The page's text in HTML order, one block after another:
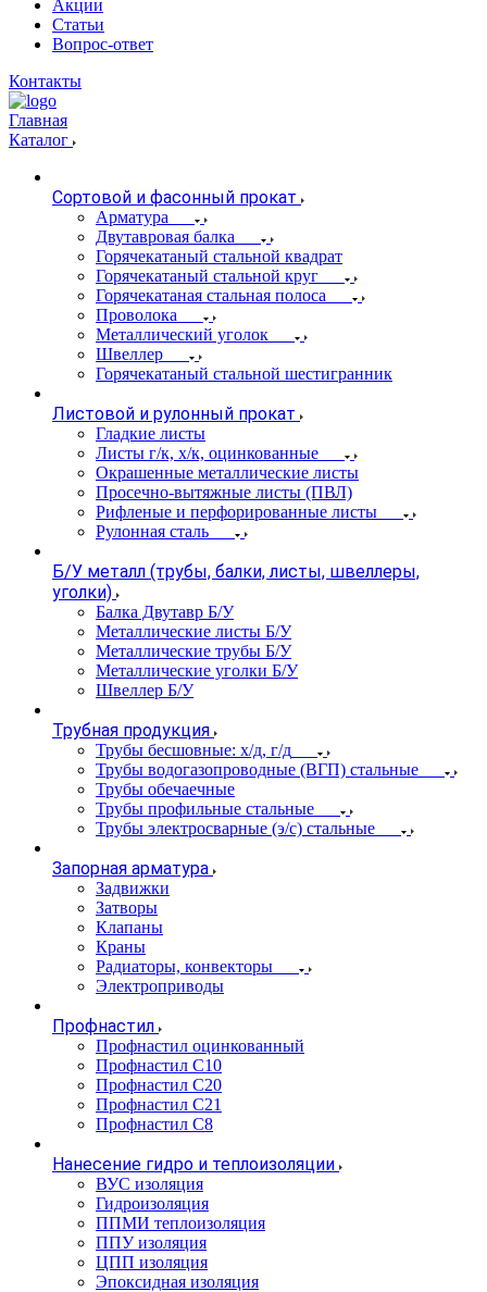
Акции
Статьи
Вопрос-ответ
Контакты
Главная
Каталог
Сортовой и фасонный прокат
Арматура
Двутавровая балка
Горячекатаный стальной квадрат
Горячекатаный стальной круг
Горячекатаная стальная полоса
Проволока
Металлический уголок
Швеллер
Горячекатаный стальной шестигранник
Листовой и рулонный прокат
Гладкие листы
Листы г/к, х/к, оцинкованные
Окрашенные металлические листы
Просечно-вытяжные листы (ПВЛ)
Рифленые и перфорированные листы
Рулонная сталь
Б/У металл (трубы, балки, листы, швеллеры,
уголки)
Балка Двутавр Б/У
Металлические листы Б/У
Металлические трубы Б/У
Металлические уголки Б/У
Швеллер Б/У
Трубная продукция
Трубы бесшовные: х/д, г/д
Трубы водогазопроводные (ВГП) стальные
Трубы обечаечные
Трубы профильные стальные
Трубы электросварные (э/с) стальные
Запорная арматура
Задвижки
Затворы
Клапаны
Краны
Радиаторы, конвекторы
Электроприводы
Профнастил
Профнастил оцинкованный
Профнастил С10
Профнастил С20
Профнастил С21
Профнастил С8
Нанесение гидро и теплоизоляции
ВУС изоляция
Гидроизоляция
ППМИ теплоизоляция
ППУ изоляция
ЦПП изоляция
Эпоксидная изоляция